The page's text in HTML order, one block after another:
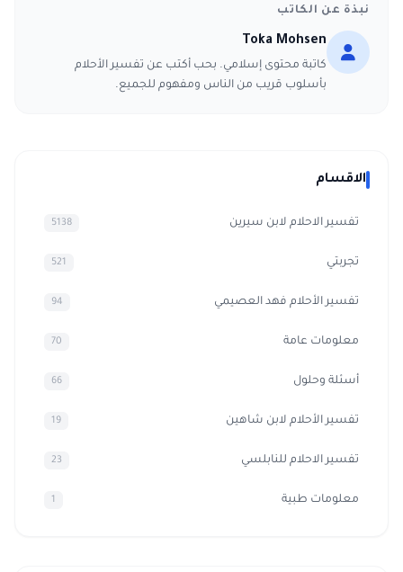
نبذة عن الكاتب
Toka Mohsen
كاتبة محتوى إسلامي. بحب أكتب عن تفسير الأحلام
بأسلوب قريب من الناس ومفهوم للجميع.
الاقسام
تفسير الاحلام لابن سيرين 5138
تجربتي 521
تفسير الأحلام فهد العصيمي 94
معلومات عامة 70
أسئلة وحلول 66
تفسير الأحلام لابن شاهين 19
تفسير الاحلام للنابلسي 23
معلومات طبية 1